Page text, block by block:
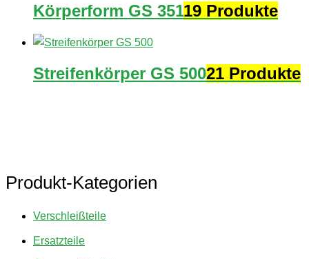
Produkt-Kategorien
Verschleißteile
Ersatzteile
Körperform GS 35119 Produkte
Streifenkörper GS 50021 Produkte